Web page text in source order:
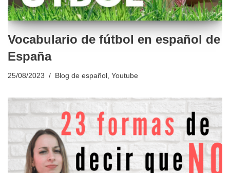
Vocabulario de fútbol en español de
España
25/08/2023 Blog de español , Youtube